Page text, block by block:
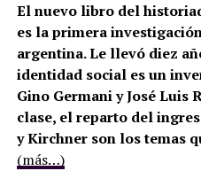
El nuevo libro del
es la primera
argentina. Le llevó diez
identidad social es un
Gino Germani y José Luis
clase, el reparto del
y Kirchner son los temas
(más…)